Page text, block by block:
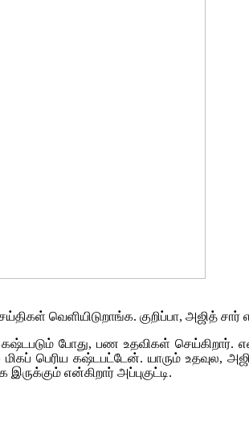
வெளியிடுறாங்க. குறிப்பா, அஜித்
கஷ்டபடும் போது, பண உதவிகள்
பெரிய கஷ்டபட்டேன். யாரும் உதவுல,
என்கிறார் அப்புகுட்டி.